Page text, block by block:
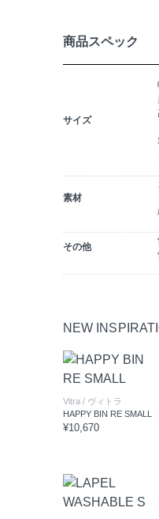
商品スペック
サイズ
素材
その他
NEW
Vitra / ヴィトラ
HAPPY BIN RE SMALL
¥10,670